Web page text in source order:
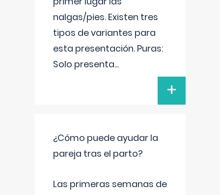
nalgas/pies. Existen tres
tipos de variantes para
esta presentación. Puras:
Solo presenta...
+
¿Cómo puede ayudar la
pareja tras el parto?
Las primeras semanas de